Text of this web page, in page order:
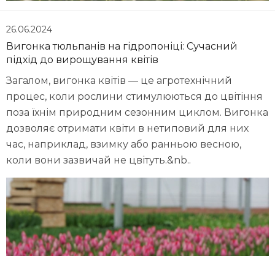
26.06.2024
Вигонка тюльпанів на гідропоніці: Сучасний
підхід до вирощування квітів
Загалом, вигонка квітів — це агротехнічний
процес, коли рослини стимулюються до цвітіння
поза їхнім природним сезонним циклом. Вигонка
дозволяє отримати квіти в нетиповий для них
час, наприклад, взимку або ранньою весною,
коли вони зазвичай не цвітуть.&nb..